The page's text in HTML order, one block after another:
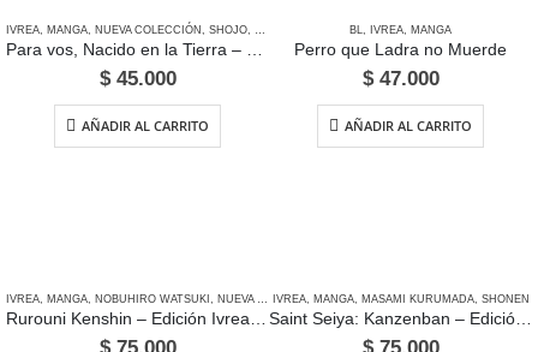
IVREA MANGA NUEVA COLECCIÓN SHOJO TOW UBUKATA & AZUSA MASE
$45.000
AÑADIR AL CARRITO
BL IVREA MANGA
Perro que Ladra no Muerde
$47.000
AÑADIR AL CARRITO
IVREA, MANGA, NOBUHIRO WATSUKI , NUEVA COLECCIÓN ,SHONEN
Rurouni Kenshin – Edición Ivrea Argentina
IVREA, MANGA, MASAMI KURUMADA, SHONEN
Saint Seiya: Kanzenban – Edición Ivrea Argentina